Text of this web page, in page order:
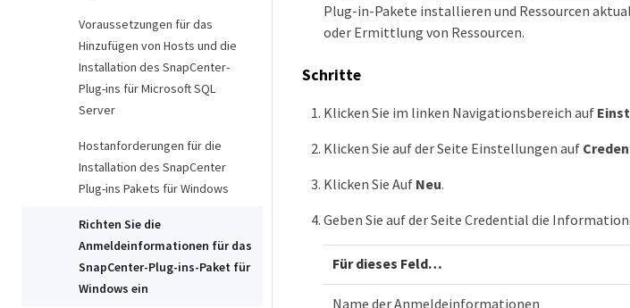
Voraussetzungen für das
Hinzufügen von Hosts und die
Installation des SnapCenter-
Plug-ins für Microsoft SQL
Server
Hostanforderungen für die
Installation des SnapCenter
Plug-ins Pakets für Windows
Richten Sie die
Anmeldeinformationen für das
SnapCenter-Plug-ins-Paket für
Windows ein
Plug-in-Pakete installieren und Ressourcen
oder Ermittlung von Ressourcen.
Schritte
Klicken Sie im linken Navigationsbereich auf
Klicken Sie auf der Seite Einstellungen auf
Klicken Sie Auf Neu.
Geben Sie auf der Seite Credential die
Für dieses Feld…​
Name der Anmeldeinformationen